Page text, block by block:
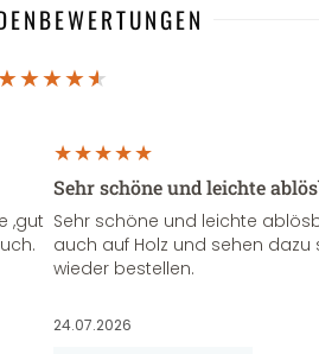
,gut
Sehr schöne und leichte
Sehr schöne und leichte
auch auf Holz und sehen
wieder bestellen.
24.07.2026